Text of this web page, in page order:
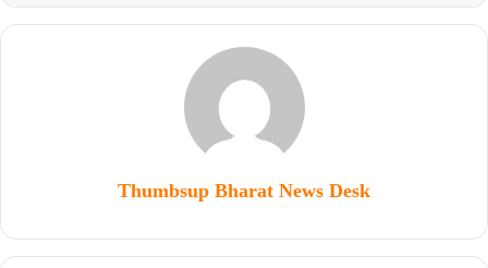
Thumbsup Bharat News Desk